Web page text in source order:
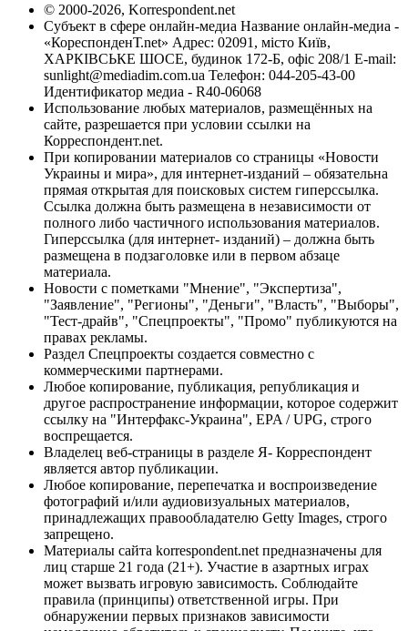
© 2000-2026, Korrespondent.net
Субъект в сфере онлайн-медиа Название онлайн-медиа -
«КореспонденТ.net» Адрес: 02091, місто Київ,
ХАРКІВСЬКЕ ШОСЕ, будинок 172-Б, офіс 208/1 E-mail:
sunlight@mediadim.com.ua Телефон: 044-205-43-00
Идентификатор медиа - R40-06068
Использование любых материалов, размещённых на
сайте, разрешается при условии ссылки на
Корреспондент.net.
При копировании материалов со страницы «Новости
Украины и мира», для интернет-изданий – обязательна
прямая открытая для поисковых систем гиперссылка.
Ссылка должна быть размещена в независимости от
полного либо частичного использования материалов.
Гиперссылка (для интернет- изданий) – должна быть
размещена в подзаголовке или в первом абзаце
материала.
Новости с пометками "Мнение", "Экспертиза",
"Заявление", "Регионы", "Деньги", "Власть", "Выборы",
"Тест-драйв", "Спецпроекты", "Промо" публикуются на
правах рекламы.
Раздел Спецпроекты создается совместно с
коммерческими партнерами.
Любое копирование, публикация, републикация и
другое распространение информации, которое содержит
ссылку на "Интерфакс-Украина", EPA / UPG, строго
воспрещается.
Владелец веб-страницы в разделе Я- Корреспондент
является автор публикации.
Любое копирование, перепечатка и воспроизведение
фотографий и/или аудиовизуальных материалов,
принадлежащих правообладателю Getty Images, строго
запрещено.
Материалы сайта korrespondent.net предназначены для
лиц старше 21 года (21+). Участие в азартных играх
может вызвать игровую зависимость. Соблюдайте
правила (принципы) ответственной игры. При
обнаружении первых признаков зависимости